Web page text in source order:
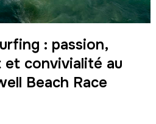
: passion,
et convivialité au
Beach Race